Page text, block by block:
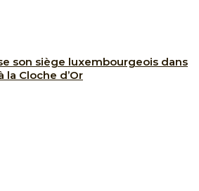
son siège luxembourgeois dans
la Cloche d’Or